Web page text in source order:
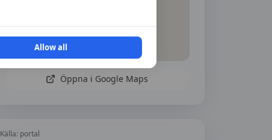
Öppna i Google Maps
Källa: portal
Allow all